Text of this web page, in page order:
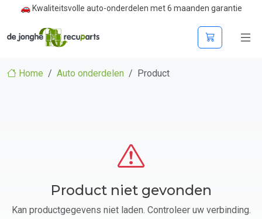
🚗 Kwaliteitsvolle auto-onderdelen met 6 maanden garantie
Home Auto onderdelen Product
Product niet gevonden
Kan productgegevens niet laden. Controleer uw verbinding.